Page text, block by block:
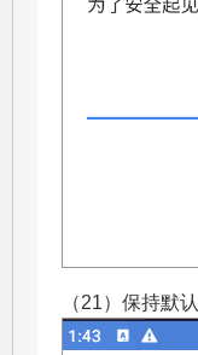
（21）保持默认